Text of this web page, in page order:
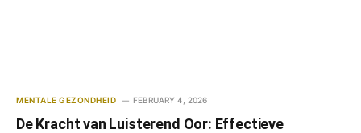
MENTALE GEZONDHEID FEBRUARY 4, 2026
De Kracht van Luisterend Oor: Effectieve